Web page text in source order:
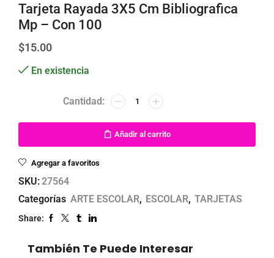
Tarjeta Rayada 3X5 Cm Bibliografica
Mp – Con 100
$15.00
En existencia
Añadir al carrito
Agregar a favoritos
SKU:27564
Categorías ARTE ESCOLAR, ESCOLAR, TARJETAS
Share:
También Te Puede Interesar